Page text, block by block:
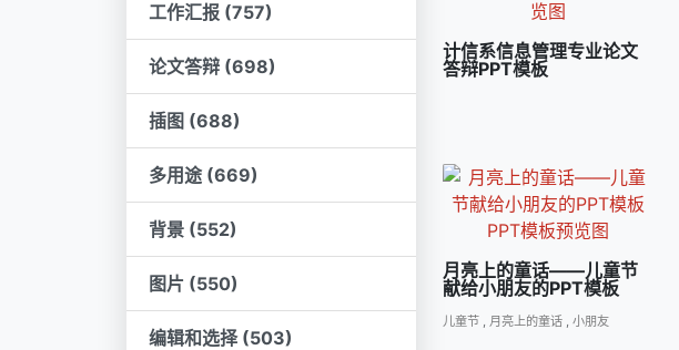
工作汇报 (757)
论文答辩 (698)
插图 (688)
多用途 (669)
背景 (552)
图片 (550)
编辑和选择 (503)
计信系信息管理专业论文
答辩PPT模板
月亮上的童话――儿童节
献给小朋友的PPT模板
儿童节 , 月亮上的童话 , 小朋友